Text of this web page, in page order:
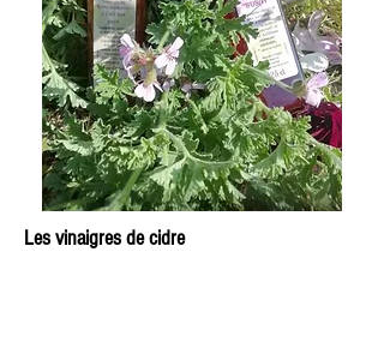
Les vinaigres de cidre